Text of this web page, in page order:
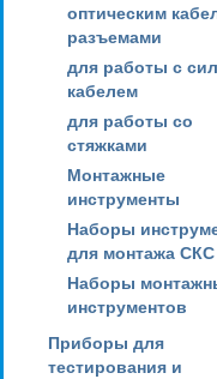
оптическим
разъемами
для работы с
кабелем
для работы со
стяжками
Монтажные
инструменты
Наборы
для монтажа СКС
Наборы
инструментов
Приборы для
тестирования и